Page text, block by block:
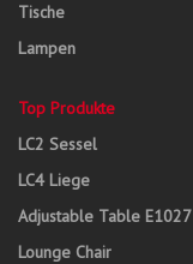
Tische
Lampen
Top Produkte
LC2 Sessel
LC4 Liege
Adjustable Table E1027
Lounge Chair